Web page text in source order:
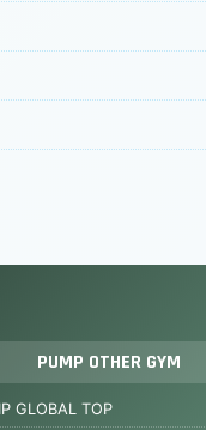
PUMP OTHER GYM
GLOBAL TOP